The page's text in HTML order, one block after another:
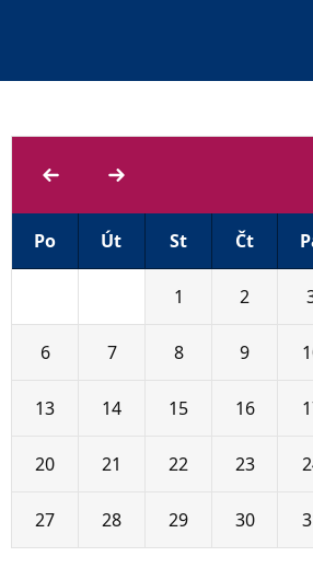
Po Út St Čt
1 2
6 7 8 9
13 14 15 16
20 21 22 23
27 28 29 30